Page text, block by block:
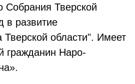
Собрания Тверской
в развитие
Тверской области". Имеет
гражданин Наро-